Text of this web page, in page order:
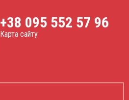
+38 095 552 57 96
Карта сайту